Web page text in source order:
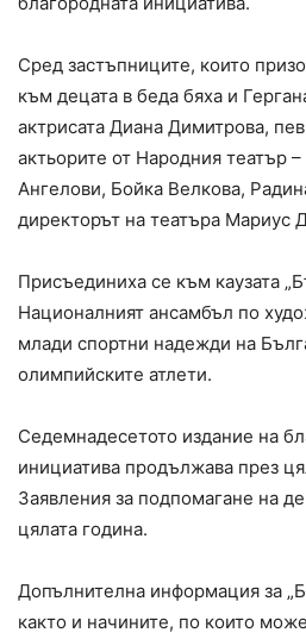
Сред застъпниците, които
към децата в беда бяха и
актрисата Диана Димитрова,
актьорите от Народния театър
Ангелови, Бойка Велкова,
директорът на театъра Мариус
Присъединиха се към каузата
Националният ансамбъл по
млади спортни надежди на
олимпийските атлети.
Седемнадесетото издание на
инициатива продължава през
Заявления за подпомагане на
цялата година.
Допълнителна информация за
както и начините, по които